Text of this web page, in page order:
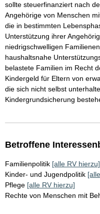
sollte steuerfinanziert nach
Angehörige von Menschen
die in bestimmten
Unterstützung ihrer
niedrigschwelligen
haushaltsnahe
belastete Familien im Recht
Kindergeld für Eltern von
die sich nicht selbst
Kindergrundsicherung
Betroffene
Familienpolitik [alle RV hierzu]
Kinder- und Jugendpolitik
Pflege [alle RV hierzu]
Rechte von Menschen mit